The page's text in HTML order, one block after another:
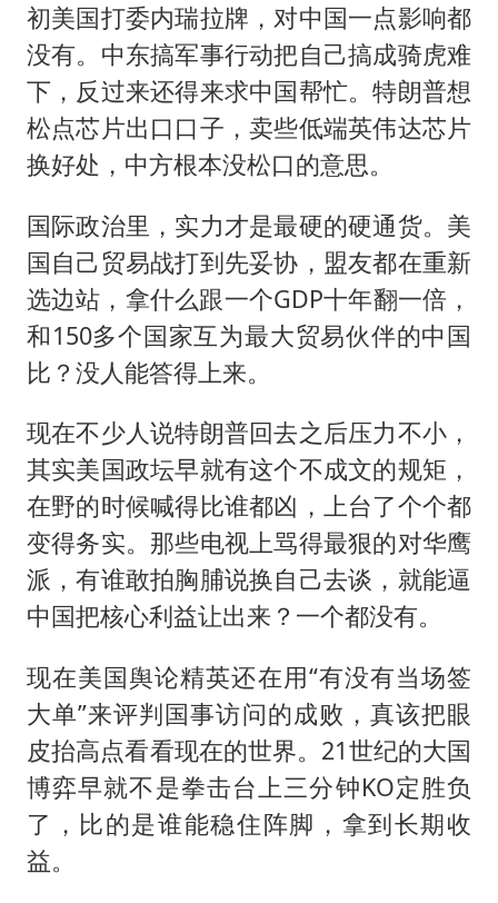
初美国打委内瑞拉牌，对中国一点影响都
没有。中东搞军事行动把自己搞成骑虎难
下，反过来还得来求中国帮忙。特朗普想
松点芯片出口口子，卖些低端英伟达芯片
换好处，中方根本没松口的意思。
国际政治里，实力才是最硬的硬通货。美
国自己贸易战打到先妥协，盟友都在重新
选边站，拿什么跟一个GDP十年翻一倍，
和150多个国家互为最大贸易伙伴的中国
比？没人能答得上来。
现在不少人说特朗普回去之后压力不小，
其实美国政坛早就有这个不成文的规矩，
在野的时候喊得比谁都凶，上台了个个都
变得务实。那些电视上骂得最狠的对华鹰
派，有谁敢拍胸脯说换自己去谈，就能逼
中国把核心利益让出来？一个都没有。
现在美国舆论精英还在用“有没有当场签
大单”来评判国事访问的成败，真该把眼
皮抬高点看看现在的世界。21世纪的大国
博弈早就不是拳击台上三分钟KO定胜负
了，比的是谁能稳住阵脚，拿到长期收
益。